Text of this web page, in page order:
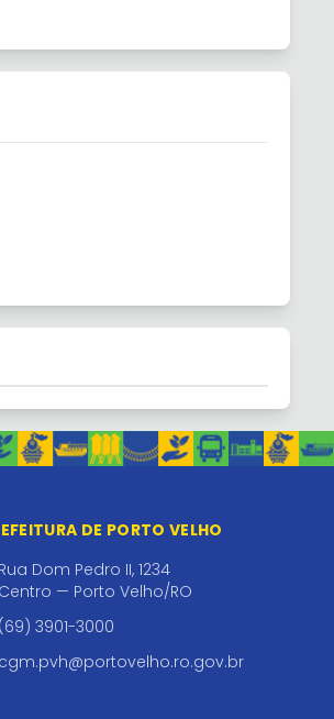
DE PORTO VELHO
Rua Dom Pedro II, 1234
Centro — Porto Velho/RO
(69) 3901-3000
cgm.pvh@portovelho.ro.gov.br